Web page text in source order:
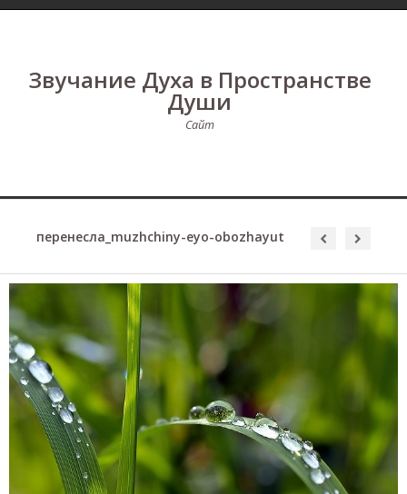
Звучание Духа в Пространстве
Души
Сайт
перенесла_muzhchiny-eyo-obozhayut